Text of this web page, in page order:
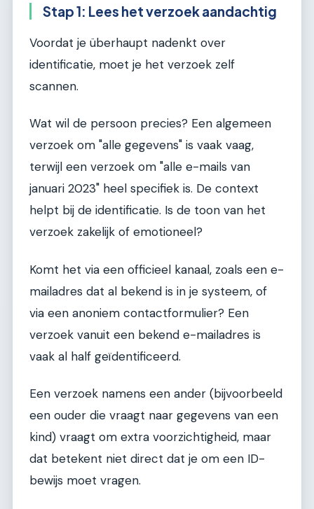
Stap 1: Lees het verzoek aandachtig
Voordat je überhaupt nadenkt over
identificatie, moet je het verzoek zelf
scannen.
Wat wil de persoon precies? Een algemeen
verzoek om "alle gegevens" is vaak vaag,
terwijl een verzoek om "alle e-mails van
januari 2023" heel specifiek is. De context
helpt bij de identificatie. Is de toon van het
verzoek zakelijk of emotioneel?
Komt het via een officieel kanaal, zoals een e-
mailadres dat al bekend is in je systeem, of
via een anoniem contactformulier? Een
verzoek vanuit een bekend e-mailadres is
vaak al half geïdentificeerd.
Een verzoek namens een ander (bijvoorbeeld
een ouder die vraagt naar gegevens van een
kind) vraagt om extra voorzichtigheid, maar
dat betekent niet direct dat je om een ID-
bewijs moet vragen.